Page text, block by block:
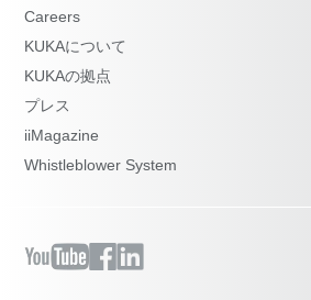
Careers
KUKAについて
KUKAの拠点
プレス
iiMagazine
Whistleblower System